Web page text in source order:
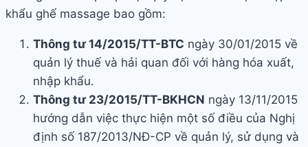
khẩu ghế massage bao gồm:
Thông tư 14/2015/TT-BTC ngày 30/01/2015 về
quản lý thuế và hải quan đối với hàng hóa xuất,
nhập khẩu.
Thông tư 23/2015/TT-BKHCN ngày 13/11/2015
hướng dẫn việc thực hiện một số điều của Nghị
định số 187/2013/NĐ-CP về quản lý, sử dụng và